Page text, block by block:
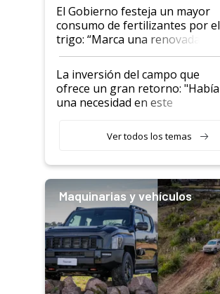
El Gobierno festeja un mayor
consumo de fertilizantes por el
trigo: “Marca una renovada
confianza de los productores”
La inversión del campo que
ofrece un gran retorno: "Había
una necesidad en este
Ver todos los temas
Maquinarias y vehículos